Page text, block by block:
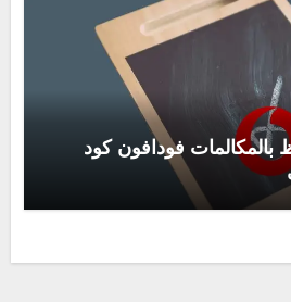
بالمكالمات فودافون كود